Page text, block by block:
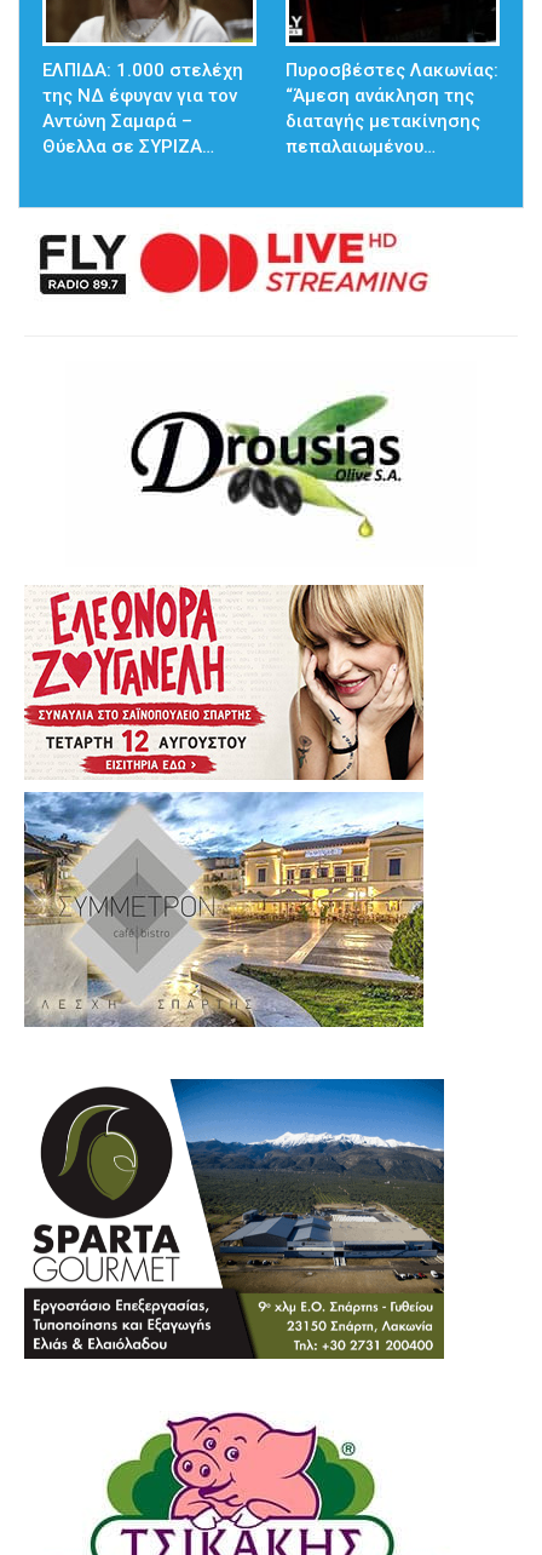
ΕΛΠΙΔΑ: 1.000 στελέχη
της ΝΔ έφυγαν για τον
Αντώνη Σαμαρά –
Θύελλα σε ΣΥΡΙΖΑ…
Πυροσβέστες Λακωνίας:
“Άμεση ανάκληση της
διαταγής μετακίνησης
πεπαλαιωμένου…